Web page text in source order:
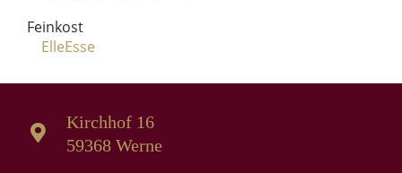
Feinkost
ElleEsse
Kirchhof 16
59368 Werne